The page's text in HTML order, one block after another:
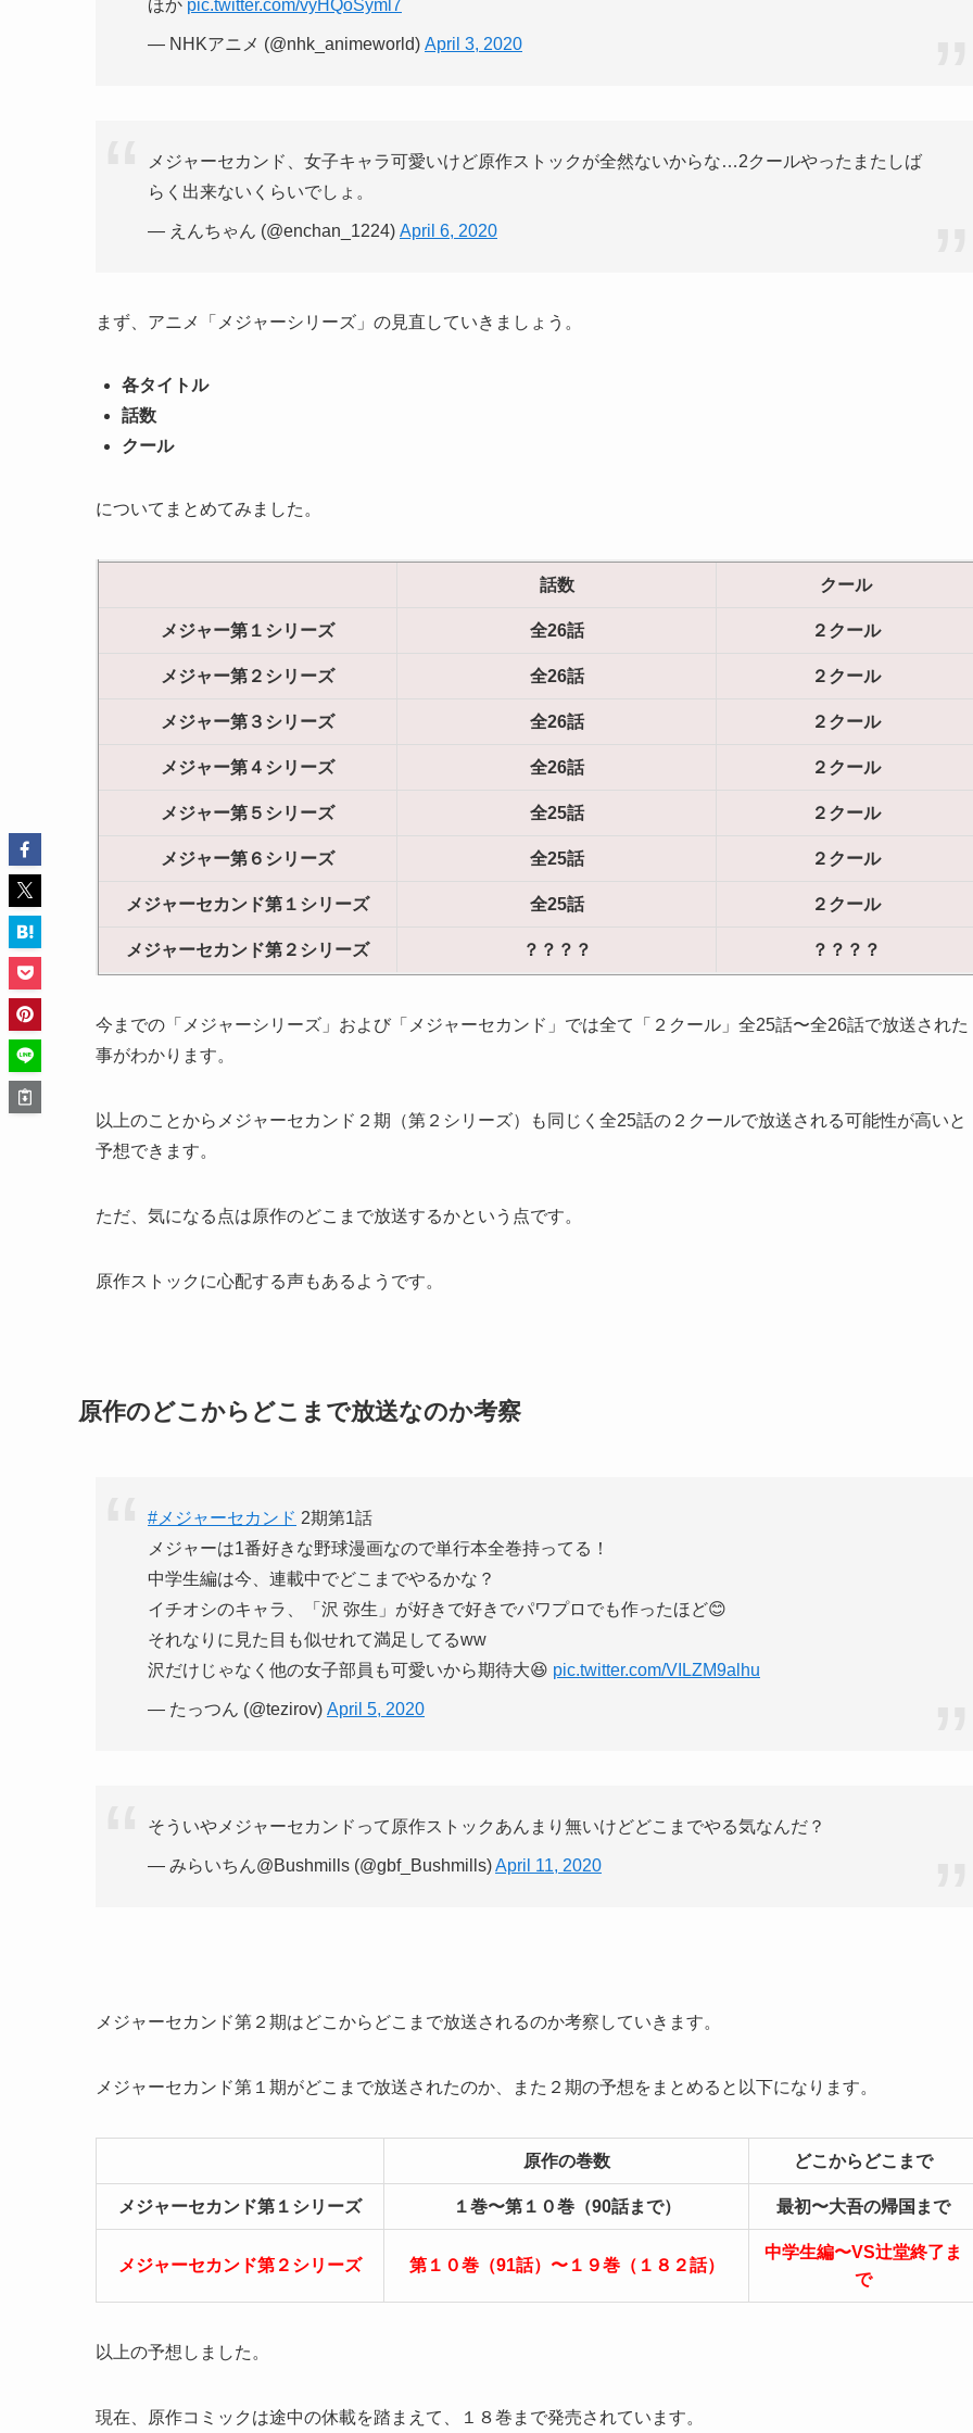
ほか pic.twitter.com/vyHQoSyml7
— NHKアニメ (@nhk_animeworld) April 3, 2020
メジャーセカンド、女子キャラ可愛いけど原作ストックが全然ないからな…2クールやったまたしば
らく出来ないくらいでしょ。
— えんちゃん (@enchan_1224) April 6, 2020
まず、アニメ「メジャーシリーズ」の見直していきましょう。
各タイトル
話数
クール
についてまとめてみました。
話数 クール
メジャー第１シリーズ 全26話 ２クール
メジャー第２シリーズ 全26話 ２クール
メジャー第３シリーズ 全26話 ２クール
メジャー第４シリーズ 全26話 ２クール
メジャー第５シリーズ 全25話 ２クール
メジャー第６シリーズ 全25話 ２クール
メジャーセカンド第１シリーズ 全25話 ２クール
メジャーセカンド第２シリーズ ？？？？ ？？？？
今までの「メジャーシリーズ」および「メジャーセカンド」では全て「２クール」全25話〜全26話で放送された
事がわかります。
以上のことからメジャーセカンド２期（第２シリーズ）も同じく全25話の２クールで放送される可能性が高いと
予想できます。
ただ、気になる点は原作のどこまで放送するかという点です。
原作ストックに心配する声もあるようです。
原作のどこからどこまで放送なのか考察
#メジャーセカンド 2期第1話
メジャーは1番好きな野球漫画なので単行本全巻持ってる！
中学生編は今、連載中でどこまでやるかな？
イチオシのキャラ、「沢 弥生」が好きで好きでパワプロでも作ったほど😊
それなりに見た目も似せれて満足してるww
沢だけじゃなく他の女子部員も可愛いから期待大😆 pic.twitter.com/VILZM9alhu
— たっつん (@tezirov) April 5, 2020
そういやメジャーセカンドって原作ストックあんまり無いけどどこまでやる気なんだ？
— みらいちん@Bushmills (@gbf_Bushmills)April 11, 2020
メジャーセカンド第２期はどこからどこまで放送されるのか考察していきます。
メジャーセカンド第１期がどこまで放送されたのか、また２期の予想をまとめると以下になります。
原作の巻数 どこからどこまで
メジャーセカンド第１シリーズ １巻〜第１０巻（90話まで） 最初〜大吾の帰国まで
メジャーセカンド第２シリーズ 第１０巻（91話）〜１９巻（１８２話）
中学生編〜VS辻堂終了ま
で
以上の予想しました。
現在、原作コミックは途中の休載を踏まえて、１８巻まで発売されています。